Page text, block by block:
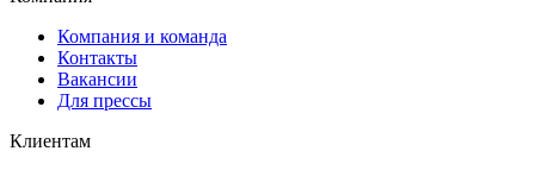
Компания и команда
Контакты
Вакансии
Для прессы
Клиентам